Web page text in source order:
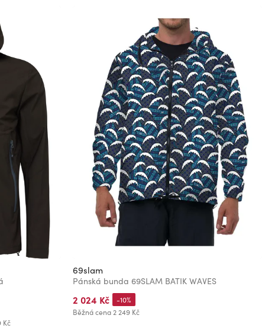
Kč
69slam
Pánská bunda 69SLAM BATIK WAVES
2 024 Kč
Běžná cena2 249 Kč
-10%